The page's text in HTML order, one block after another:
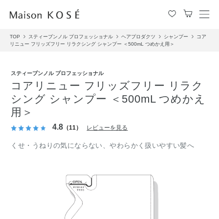
メ
ュ
TOP スティーブンノル プロフェッショナル ヘアプロダクツ シャンプー
コア
リニュー フリッズフリー リラクシング シャンプー ＜500mL つめかえ用＞
スティーブンノル プロフェッショナル
コアリニュー フリッズフリー リラク
シング シャンプー ＜500mL つめかえ
用＞
4.8 （11） レビューを見る
くせ・うねりの気にならない、やわらかく扱いやすい髪へ